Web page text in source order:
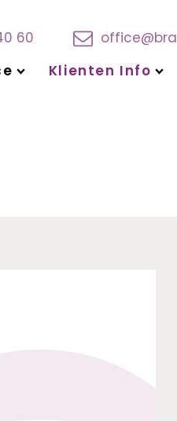
60
Klienten Info